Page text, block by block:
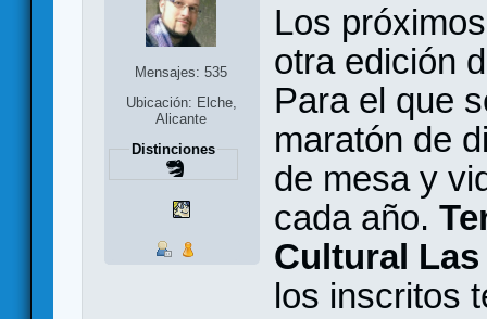
Mensajes: 535
Ubicación: Elche,
Alicante
Distinciones
Los
otra edición
Para el que
maratón de
de mesa y
cada año.
Cultural
los inscritos